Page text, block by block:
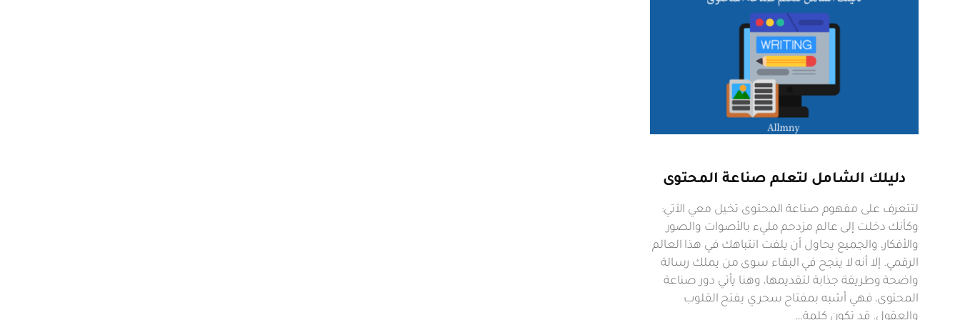
دليلك الشامل لتعلم صناعة المحتوى
لتتعرف على مفهوم صناعة المحتوى تخيل معي الآتي:
وكأنك دخلت إلى عالم مزدحم مليء بالأصوات والصور
والأفكار، والجميع يحاول أن يلفت انتباهك في هذا العالم
الرقمي. إلا أنه لا ينجح في البقاء سوى من يملك رسالة
واضحة وطريقة جذابة لتقديمها، وهنا يأتي دور صناعة
المحتوى، فهي أشبه بمفتاح سحري يفتح القلوب
والعقول. قد تكون كلمة…